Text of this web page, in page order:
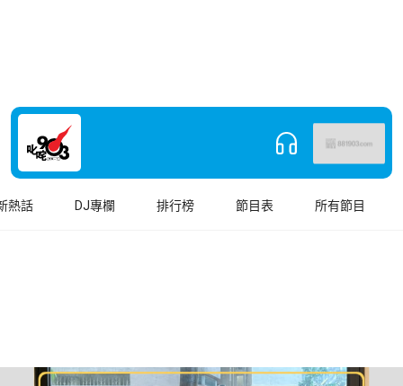
熱話 DJ專欄 排行榜 節目表 所有節目